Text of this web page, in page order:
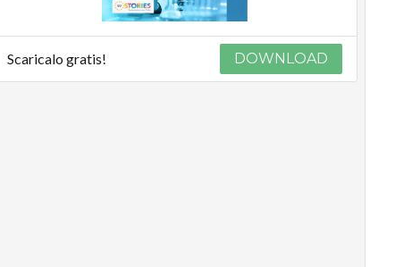
Scaricalo gratis! DOWNLOAD